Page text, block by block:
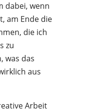
dabei, wenn
am Ende die
die ich
zu
was das
aus
Arbeit